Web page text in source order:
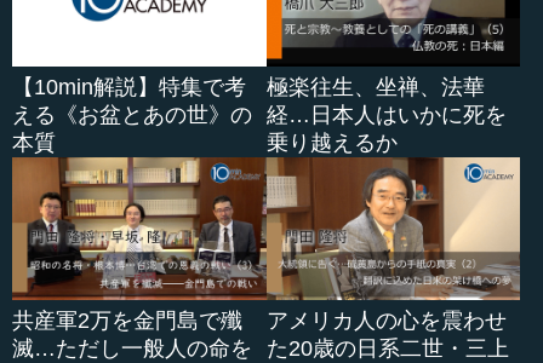
けれども、その多神教にも大きな特色があります。神々
は不死であるとか、あるいは不死でないとか、神々も殺戮
されて死んでしまうといった話は例えば北欧神話に...
【10min解説】特集で考
える《お盆とあの世》の
本質
極楽往生、坐禅、法華
経…日本人はいかに死を
乗り越えるか
共産軍2万を金門島で殲
滅…ただし一般人の命を
アメリカ人の心を震わせ
た20歳の日系二世・三上